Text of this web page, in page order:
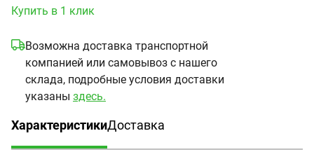
Купить в 1 клик
Возможна доставка транспортной
компанией или самовывоз с нашего
склада, подробные условия доставки
указаны здесь.
Характеристики
(активная вкладка)
Доставка